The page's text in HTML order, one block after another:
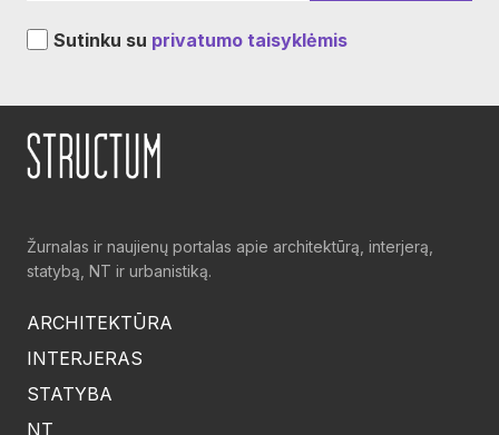
Sutinku su privatumo taisyklėmis
Žurnalas ir naujienų portalas apie architektūrą, interjerą,
statybą, NT ir urbanistiką.
ARCHITEKTŪRA
INTERJERAS
STATYBA
NT